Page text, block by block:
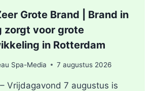
Grote Brand | Brand in
zorgt voor grote
in Rotterdam
Spa-Media 7 augustus 2026
Vrijdagavond 7 augustus is